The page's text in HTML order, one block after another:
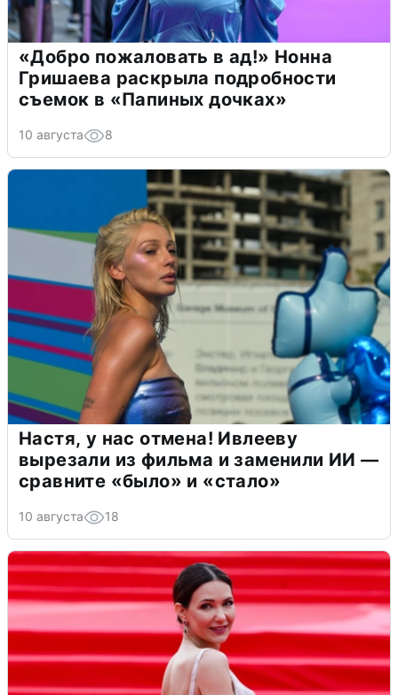
«Добро пожаловать в ад!» Нонна
Гришаева раскрыла подробности
съемок в «Папиных дочках»
10 августа 8
Настя, у нас отмена! Ивлееву
вырезали из фильма и заменили ИИ —
сравните «было» и «стало»
10 августа 18